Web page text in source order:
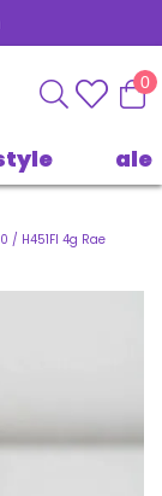
0
ale
/ H451FI 4g Rae